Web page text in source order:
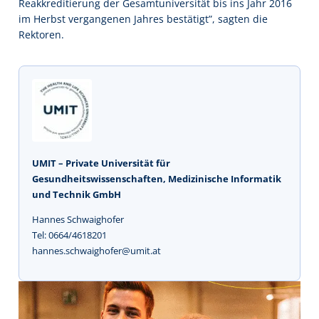
Reakkreditierung der Gesamtuniversität bis ins Jahr 2016
im Herbst vergangenen Jahres bestätigt”, sagten die
Rektoren.
UMIT – Private Universität für
Gesundheitswissenschaften, Medizinische Informatik
und Technik GmbH
Hannes Schwaighofer
Tel: 0664/4618201
hannes.schwaighofer@umit.at